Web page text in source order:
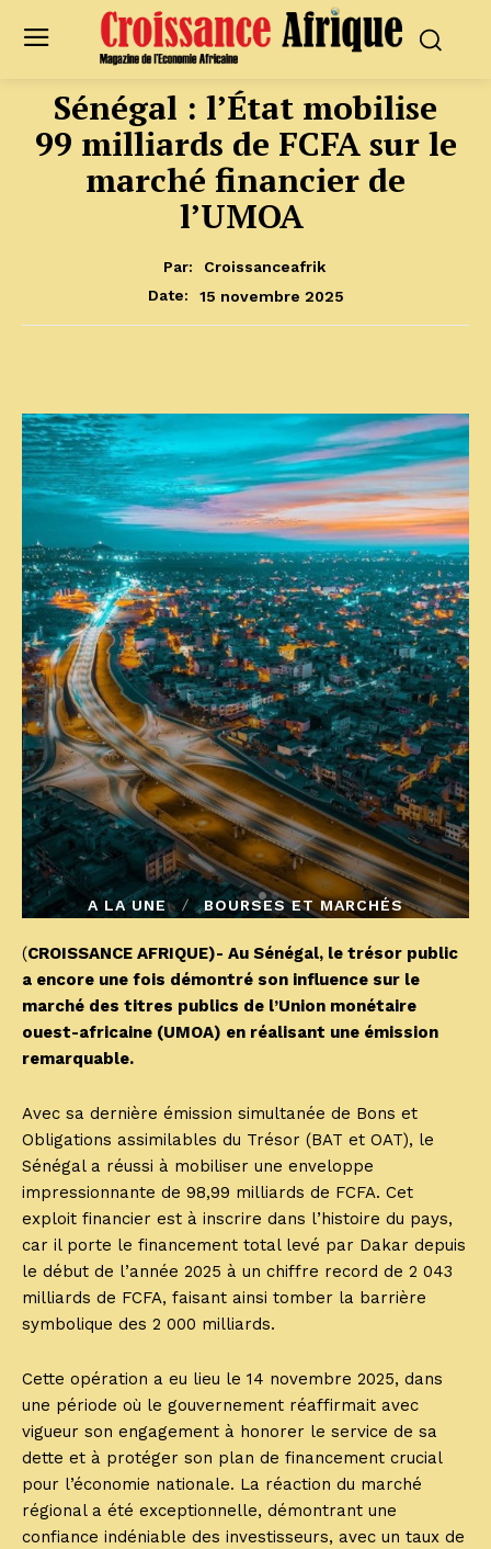
Sénégal : l’État mobilise
99 milliards de FCFA sur le
marché financier de
l’UMOA
Par:
Croissanceafrik
Date:
15 novembre 2025
A LA UNE BOURSES ET MARCHÉS
(CROISSANCE AFRIQUE)- Au Sénégal, le trésor public
a encore une fois démontré son influence sur le
marché des titres publics de l’Union monétaire
ouest-africaine (UMOA) en réalisant une émission
remarquable.
Avec sa dernière émission simultanée de Bons et
Obligations assimilables du Trésor (BAT et OAT), le
Sénégal a réussi à mobiliser une enveloppe
impressionnante de 98,99 milliards de FCFA. Cet
exploit financier est à inscrire dans l’histoire du pays,
car il porte le financement total levé par Dakar depuis
le début de l’année 2025 à un chiffre record de 2 043
milliards de FCFA, faisant ainsi tomber la barrière
symbolique des 2 000 milliards.
Cette opération a eu lieu le 14 novembre 2025, dans
une période où le gouvernement réaffirmait avec
vigueur son engagement à honorer le service de sa
dette et à protéger son plan de financement crucial
pour l’économie nationale. La réaction du marché
régional a été exceptionnelle, démontrant une
confiance indéniable des investisseurs, avec un taux de